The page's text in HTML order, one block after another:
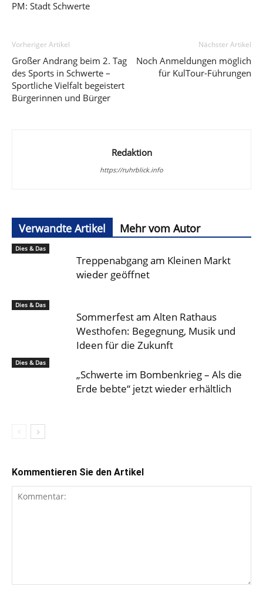
PM: Stadt Schwerte
Vorheriger Artikel
Großer Andrang beim 2. Tag
des Sports in Schwerte –
Sportliche Vielfalt begeistert
Bürgerinnen und Bürger
Nächster Artikel
Noch Anmeldungen möglich
für KulTour-Führungen
Redaktion
https://ruhrblick.info
Verwandte Artikel Mehr vom Autor
Dies & Das
Treppenabgang am Kleinen Markt
wieder geöffnet
Dies & Das
Sommerfest am Alten Rathaus
Westhofen: Begegnung, Musik und
Ideen für die Zukunft
Dies & Das
„Schwerte im Bombenkrieg – Als die
Erde bebte“ jetzt wieder erhältlich
Kommentieren Sie den Artikel